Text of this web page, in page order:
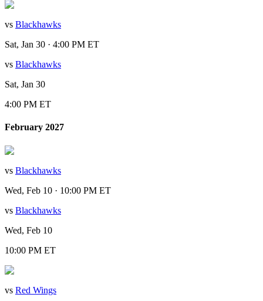
vs Blackhawks
Sat, Jan 30 · 4:00 PM ET
vs Blackhawks
Sat, Jan 30
4:00 PM ET
February 2027
vs Blackhawks
Wed, Feb 10 · 10:00 PM ET
vs Blackhawks
Wed, Feb 10
10:00 PM ET
vs Red Wings